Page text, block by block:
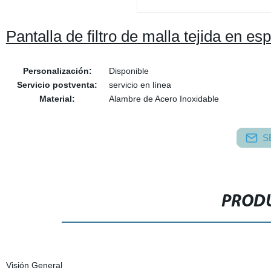
Pantalla de filtro de malla tejida en
Personalización:
Disponible
Servicio postventa:
servicio en línea
Material:
Alambre de Acero Inoxidable
Visión General